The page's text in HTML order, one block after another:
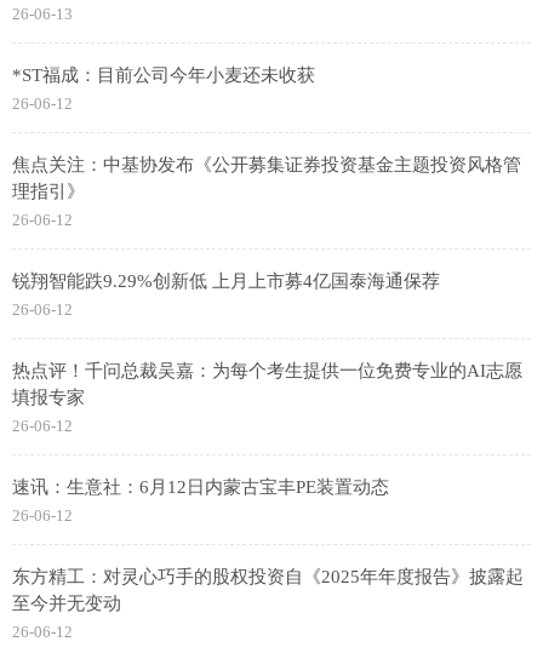
26-06-13
*ST福成：目前公司今年小麦还未收获
26-06-12
焦点关注：中基协发布《公开募集证券投资基金主题投资风格管
理指引》
26-06-12
锐翔智能跌9.29%创新低 上月上市募4亿国泰海通保荐
26-06-12
热点评！千问总裁吴嘉：为每个考生提供一位免费专业的AI志愿
填报专家
26-06-12
速讯：生意社：6月12日内蒙古宝丰PE装置动态
26-06-12
东方精工：对灵心巧手的股权投资自《2025年年度报告》披露起
至今并无变动
26-06-12